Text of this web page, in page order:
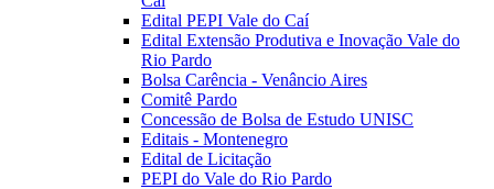
Edital PEPI Vale do Caí
Edital Extensão Produtiva e Inovação Vale do
Rio Pardo
Bolsa Carência - Venâncio Aires
Comitê Pardo
Concessão de Bolsa de Estudo UNISC
Editais - Montenegro
Edital de Licitação
PEPI do Vale do Rio Pardo